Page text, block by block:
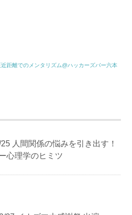
距離でのメンタリズム@ハッカーズバー六本
人間関係の悩みを引き出す！
心理学のヒミツ